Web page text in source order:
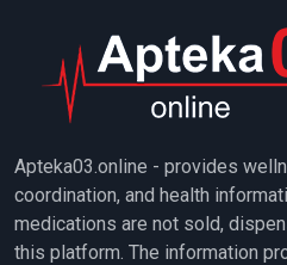
Apteka03.online - provides
coordination, and health
medications are not sold,
this platform. The information